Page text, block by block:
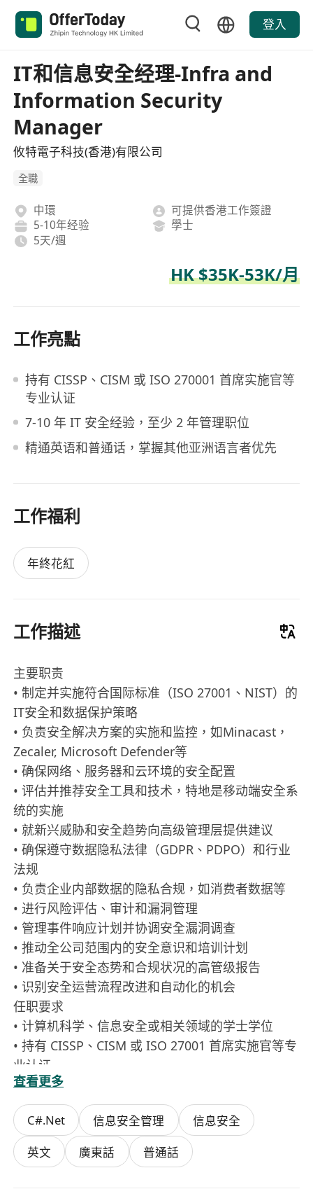
登入
IT和信息安全经理-Infra and
Information Security
Manager
攸特電子科技(香港)有限公司
全職
中環
可提供香港工作簽證
5-10年经验
學士
5天/週
HK $35K-53K/月
工作亮點
持有 CISSP、CISM 或 ISO 270001 首席实施官等
专业认证
7-10 年 IT 安全经验，至少 2 年管理职位
精通英语和普通话，掌握其他亚洲语言者优先
工作福利
年終花紅
工作描述
主要职责
• 制定并实施符合国际标准（ISO 27001、NIST）的
IT安全和数据保护策略
• 负责安全解决方案的实施和监控，如Minacast，
Zecaler, Microsoft Defender等
• 确保网络、服务器和云环境的安全配置
• 评估并推荐安全工具和技术，特地是移动端安全系
统的实施
• 就新兴威胁和安全趋势向高级管理层提供建议
• 确保遵守数据隐私法律（GDPR、PDPO）和行业
法规
• 负责企业内部数据的隐私合规，如消费者数据等
• 进行风险评估、审计和漏洞管理
• 管理事件响应计划并协调安全漏洞调查
• 推动全公司范围内的安全意识和培训计划
• 准备关于安全态势和合规状况的高管级报告
• 识别安全运营流程改进和自动化的机会
任职要求
• 计算机科学、信息安全或相关领域的学士学位
• 持有 CISSP、CISM 或 ISO 27001 首席实施官等专
业认证
• 7-10 年 IT 安全经验，其中至少 2 年担任管理职位
• 精通网络安全框架、加密技术和法规遵从性
• 熟悉Minacast，Zesaler，Microsoft Defender等
安全系统的优先
• 熟悉消费者数据隐私合规管理要求，特别是亚太各
查看更多
C#.Net 信息安全管理
信息安全
英文
廣東話 普通話